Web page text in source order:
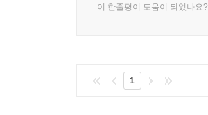
이 한줄평이 도움이 되었나요?
1